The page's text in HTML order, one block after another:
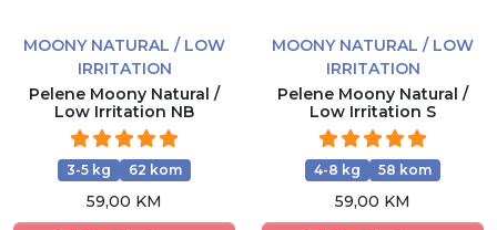
MOONY NATURAL / LOW
IRRITATION
Pelene Moony Natural /
Low Irritation NB
3-5 kg 62 kom
59,00 KM
MOONY NATURAL / LOW
IRRITATION
Pelene Moony Natural /
Low Irritation S
4-8 kg 58 kom
59,00 KM